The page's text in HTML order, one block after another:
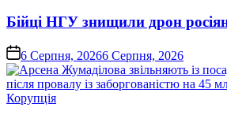
Бійці НГУ знищили дрон
on6 Серпня, 20266 Серпня, 2026
Опублікувати
Корупція